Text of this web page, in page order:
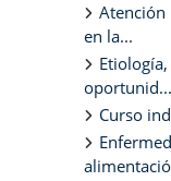
Atención
en la...
oportunid...
Curso